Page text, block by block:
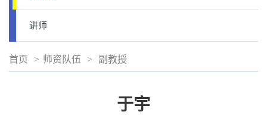
讲师
首页 > 师资队伍 > 副教授
于宇